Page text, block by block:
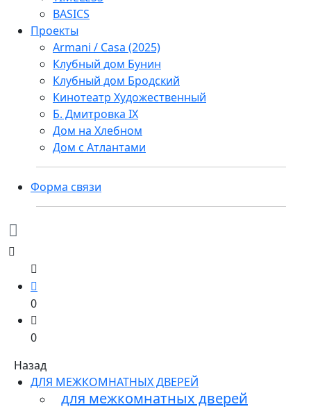
BASICS
Проекты
Armani / Casa (2025)
Клубный дом Бунин
Клубный дом Бродский
Кинотеатр Художественный
Б. Дмитровка IX
Дом на Хлебном
Дом с Атлантами
Форма связи
0
0
Назад
ДЛЯ МЕЖКОМНАТНЫХ ДВЕРЕЙ
для межкомнатных дверей